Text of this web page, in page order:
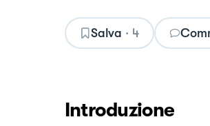
Salva · 4
Introduzione